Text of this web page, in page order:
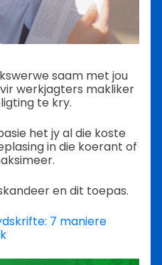
saam met jou
werkjagters makliker
te kry.
het jy al die koste
in die koerant of
en dit toepas.
7 maniere